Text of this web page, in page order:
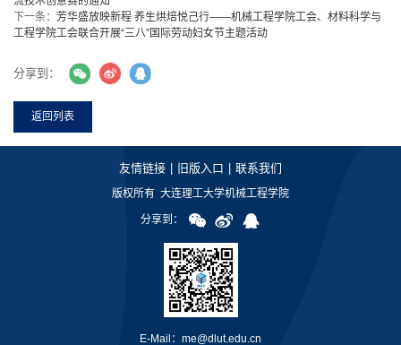
下一条： 芳华盛放映新程 养生烘焙悦己行——机械工程学院工会、材料科学与
工程学院工会联合开展“三八”国际劳动妇女节主题活动
分享到：
返回列表
友情链接 旧版入口 联系我们
版权所有 大连理工大学机械工程学院
分享到：
E-Mail：me@dlut.edu.cn